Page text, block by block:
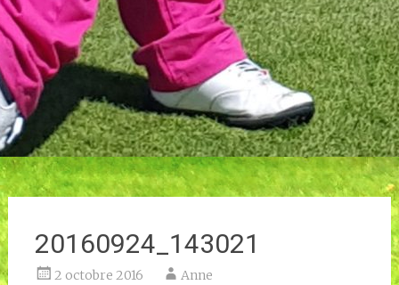
20160924_143021
2 octobre 2016 Anne